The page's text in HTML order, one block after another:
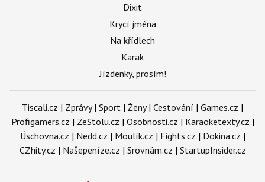
Dixit
Krycí jména
Na křídlech
Karak
Jízdenky, prosím!
Tiscali.cz | Zprávy| Sport | Ženy| Cestování | Games.cz |
Profigamers.cz | ZeStolu.cz | Osobnosti.cz | Karaoketexty.cz |
Úschovna.cz | Nedd.cz | Moulík.cz | Fights.cz | Dokina.cz |
CZhity.cz | Našepeníze.cz | Srovnám.cz | StartupInsider.cz